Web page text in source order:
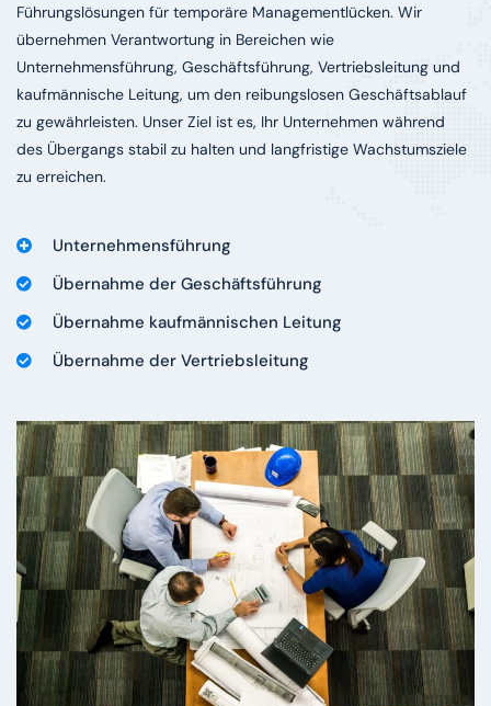
Führungslösungen für temporäre Managementlücken. Wir
übernehmen Verantwortung in Bereichen wie
Unternehmensführung, Geschäftsführung, Vertriebsleitung und
kaufmännische Leitung, um den reibungslosen Geschäftsablauf
zu gewährleisten. Unser Ziel ist es, Ihr Unternehmen während
des Übergangs stabil zu halten und langfristige Wachstumsziele
zu erreichen.
Unternehmensführung
Übernahme der Geschäftsführung
Übernahme kaufmännischen Leitung
Übernahme der Vertriebsleitung